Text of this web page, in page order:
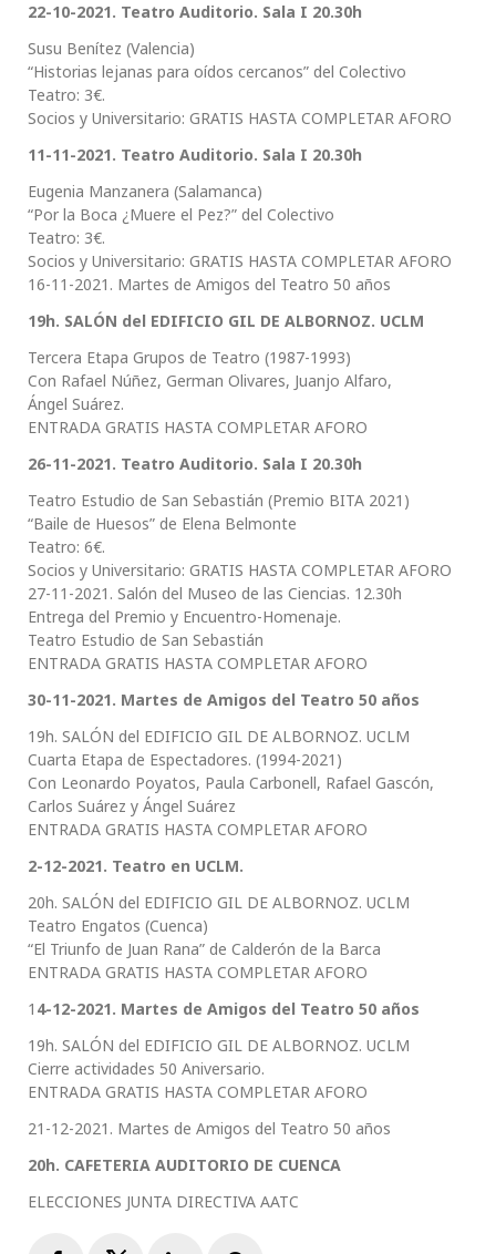
22-10-2021. Teatro Auditorio. Sala I 20.30h
Susu Benítez (Valencia)
“Historias lejanas para oídos cercanos” del Colectivo
Teatro: 3€.
Socios y Universitario: GRATIS HASTA COMPLETAR AFORO
11-11-2021. Teatro Auditorio. Sala I 20.30h
Eugenia Manzanera (Salamanca)
“Por la Boca ¿Muere el Pez?” del Colectivo
Teatro: 3€.
Socios y Universitario: GRATIS HASTA COMPLETAR AFORO
16-11-2021. Martes de Amigos del Teatro 50 años
19h. SALÓN del EDIFICIO GIL DE ALBORNOZ. UCLM
Tercera Etapa Grupos de Teatro (1987-1993)
Con Rafael Núñez, German Olivares, Juanjo Alfaro,
Ángel Suárez.
ENTRADA GRATIS HASTA COMPLETAR AFORO
26-11-2021. Teatro Auditorio. Sala I 20.30h
Teatro Estudio de San Sebastián (Premio BITA 2021)
“Baile de Huesos” de Elena Belmonte
Teatro: 6€.
Socios y Universitario: GRATIS HASTA COMPLETAR AFORO
27-11-2021. Salón del Museo de las Ciencias. 12.30h
Entrega del Premio y Encuentro-Homenaje.
Teatro Estudio de San Sebastián
ENTRADA GRATIS HASTA COMPLETAR AFORO
30-11-2021. Martes de Amigos del Teatro 50 años
19h. SALÓN del EDIFICIO GIL DE ALBORNOZ. UCLM
Cuarta Etapa de Espectadores. (1994-2021)
Con Leonardo Poyatos, Paula Carbonell, Rafael Gascón,
Carlos Suárez y Ángel Suárez
ENTRADA GRATIS HASTA COMPLETAR AFORO
2-12-2021. Teatro en UCLM.
20h. SALÓN del EDIFICIO GIL DE ALBORNOZ. UCLM
Teatro Engatos (Cuenca)
“El Triunfo de Juan Rana” de Calderón de la Barca
ENTRADA GRATIS HASTA COMPLETAR AFORO
1 4-12-2021. Martes de Amigos del Teatro 50 años
19h. SALÓN del EDIFICIO GIL DE ALBORNOZ. UCLM
Cierre actividades 50 Aniversario.
ENTRADA GRATIS HASTA COMPLETAR AFORO
21-12-2021. Martes de Amigos del Teatro 50 años
20h. CAFETERIA AUDITORIO DE CUENCA
ELECCIONES JUNTA DIRECTIVA AATC